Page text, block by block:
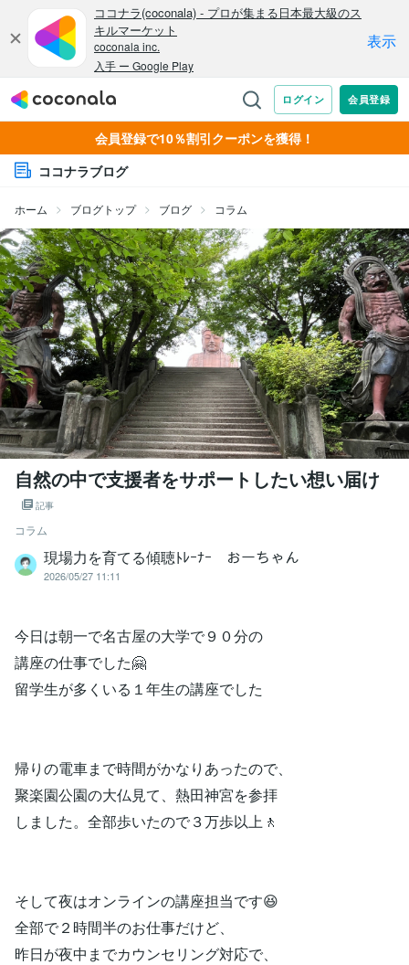
会員登録で10％割引クーポンを獲得！
ココナラブログ
ホーム ブログトップ ブログ コラム
自然の中で支援者をサポートしたい想い届け
記事
コラム
現場力を育てる傾聴ﾄﾚｰﾅｰ おーちゃん
2026/05/27 11:11
今日は朝一で名古屋の大学で９０分の
講座の仕事でした🤗
留学生が多くいる１年生の講座でした
帰りの電車まで時間がかなりあったので、
聚楽園公園の大仏見て、熱田神宮を参拝
しました。全部歩いたので３万歩以上🚶
そして夜はオンラインの講座担当です😆
全部で２時間半のお仕事だけど、
昨日が夜中までカウンセリング対応で、